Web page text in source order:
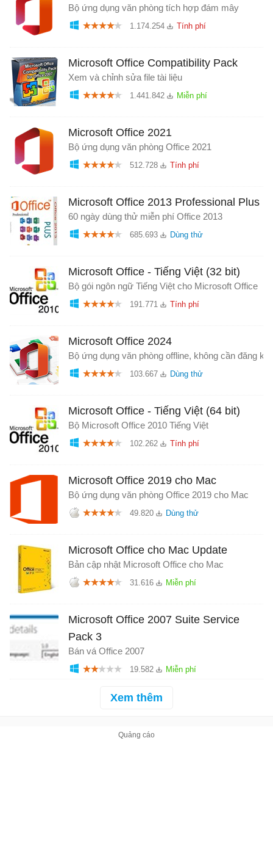
Bộ ứng dụng văn phòng tích hợp đám mây
1.174.254
Microsoft Office Compatibility Pack
Xem và chỉnh sửa file tài liệu
1.441.842
Microsoft Office 2021
Bộ ứng dụng văn phòng Office 2021
512.728
Microsoft Office 2013 Professional Plus
60 ngày dùng thử miễn phí Office 2013
685.693
Microsoft Office - Tiếng Việt (32 bit)
Bộ gói ngôn ngữ Tiếng Việt cho Microsoft Office
191.771
Microsoft Office 2024
Bộ ứng dụng văn phòng offline, không cần đăng ký
103.667
Microsoft Office - Tiếng Việt (64 bit)
Bộ Microsoft Office 2010 Tiếng Việt
102.262
Microsoft Office 2019 cho Mac
Bộ ứng dụng văn phòng Office 2019 cho Mac
49.820
Microsoft Office cho Mac Update
Bản cập nhật Microsoft Office cho Mac
31.616
Microsoft Office 2007 Suite Service
Pack 3
Bán vá Office 2007
19.582
Xem thêm